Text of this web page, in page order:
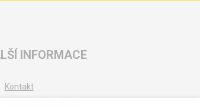
INFORMACE
Kontakt